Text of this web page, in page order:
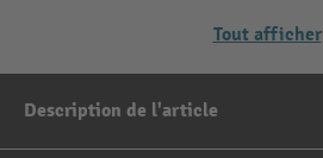
Tout afficher
Description de l'article